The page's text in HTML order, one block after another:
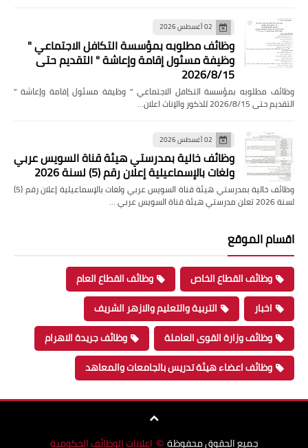
02 أغسطس 2026
وظائف مطلوبه بمؤسسة التكافل الاجتماعي "
وظيفة مسئول إقامة وإعاشة " التقديم حتى
2026/8/15
وظائف مطلوبه بمؤسسة التكافل الاجتماعي " وظيفة مسئول إقامة وإعاشة "
التقديم حتى 2026/8/15 للذكور والإناث اعلان…
02 أغسطس 2026
وظائف خالية بمدرستي هيئة قناة السويس عربي
ولغات بالإسماعيلية إعلان رقم (5) لسنة 2026
وظائف خالية بمدرستي هيئة قناة السويس عربي ولغات بالإسماعيلية إعلان رقم (5)
لسنة 2026 تعلن مدرستي هيئة قناة السويس عربي …
اقسام الموقع
وظائف القطاع الخاص
وظائف القطاع العام
اخبار
التربية والتعليم والازهر الشريف
وظائف وزارة القوى العاملة
وظائف جريدة الاهرام
وظائف اعضاء هيئة تدريس بالجامعات والمعاهد
جميع الحقوق محفوظة © اعلانات الوظائف الحكومية